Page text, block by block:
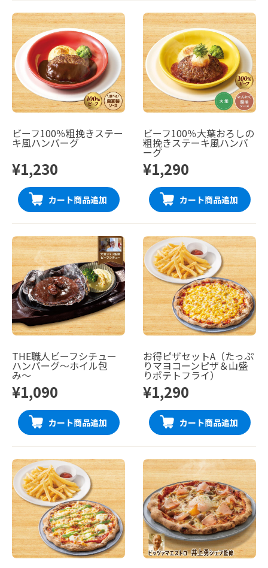
ビーフ100％粗挽きステー
キ風ハンバーグ
¥1,230
カート商品追加
ビーフ100％大葉おろしの
粗挽きステーキ風ハンバ
ーグ
¥1,290
カート商品追加
THE職人ビーフシチュー
ハンバーグ〜ホイル包
み〜
¥1,090
カート商品追加
お得ピザセットA（たっぷ
りマヨコーンピザ＆山盛
りポテトフライ）
¥1,290
カート商品追加